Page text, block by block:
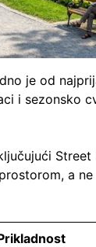
je od
i sezonsko
Street
a